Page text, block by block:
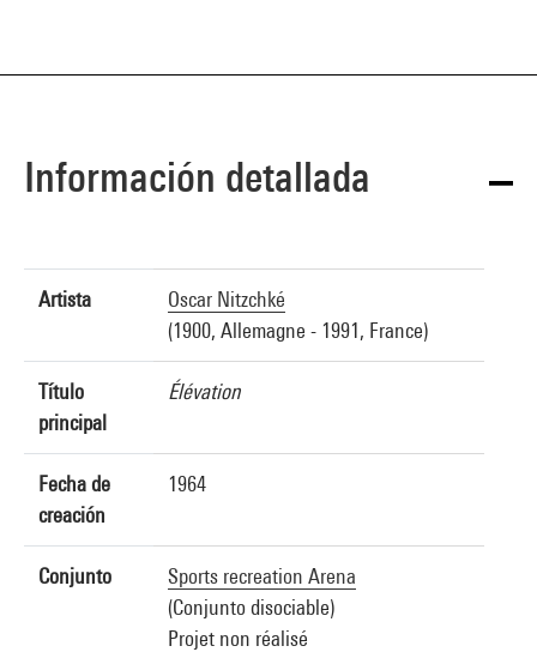
Información detallada
Artista
Oscar Nitzchké
(1900, Allemagne - 1991, France)
Título
principal
Élévation
Fecha de
creación
1964
Conjunto
Sports recreation Arena
(Conjunto disociable)
Projet non réalisé